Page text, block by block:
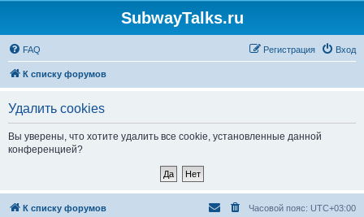
SubwayTalks.ru
FAQ Вход
Регистрация
К списку форумов
Удалить cookies
Вы уверены, что хотите удалить все cookie, установленные данной
конференцией?
К списку форумов Часовой пояс: UTC+03:00